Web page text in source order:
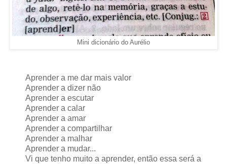
Mini dicionário do Aurélio
Aprender a me dar mais valor
Aprender a dizer não
Aprender a escutar
Aprender a calar
Aprender a amar
Aprender a compartilhar
Aprender a malhar
Aprender a mudar...
Vi que tenho muito a aprender, então essa será a